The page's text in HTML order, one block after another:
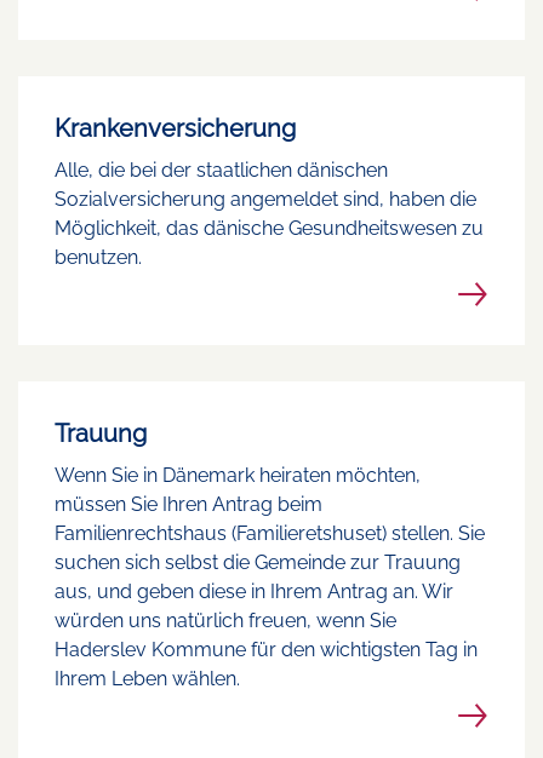
Krankenversicherung
Alle, die bei der staatlichen dänischen
Sozialversicherung angemeldet sind, haben die
Möglichkeit, das dänische Gesundheitswesen zu
benutzen.
Trauung
Wenn Sie in Dänemark heiraten möchten,
müssen Sie Ihren Antrag beim
Familienrechtshaus (Familieretshuset) stellen. Sie
suchen sich selbst die Gemeinde zur Trauung
aus, und geben diese in Ihrem Antrag an. Wir
würden uns natürlich freuen, wenn Sie
Haderslev Kommune für den wichtigsten Tag in
Ihrem Leben wählen.